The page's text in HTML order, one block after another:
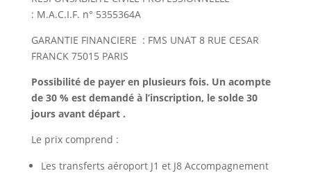
: M.A.C.I.F. n° 5355364A
GARANTIE FINANCIERE : FMS UNAT 8 RUE CESAR
FRANCK 75015 PARIS
Possibilité de payer en plusieurs fois. Un acompte
de 30 % est demandé à l’inscription, le solde 30
jours avant départ .
Le prix comprend :
Les transferts aéroport J1 et J8 Accompagnement